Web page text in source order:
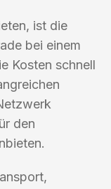
ist die
bei einem
Kosten schnell
den